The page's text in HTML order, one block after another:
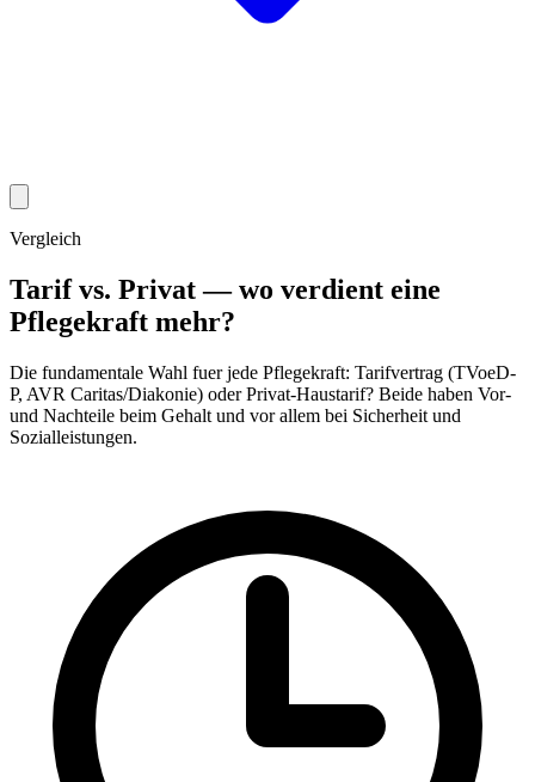
Vergleich
Tarif vs. Privat — wo verdient eine
Pflegekraft mehr?
Die fundamentale Wahl fuer jede Pflegekraft: Tarifvertrag (TVoeD-
P, AVR Caritas/Diakonie) oder Privat-Haustarif? Beide haben Vor-
und Nachteile beim Gehalt und vor allem bei Sicherheit und
Sozialleistungen.